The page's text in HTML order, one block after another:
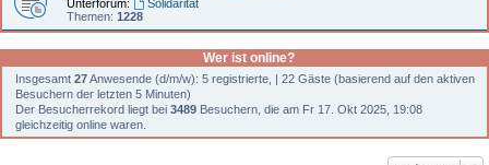
Unterforum:
Solidarität
Themen: 1228
Wer ist online?
Insgesamt 27Anwesende (d/m/w): 5 registrierte, | 22 Gäste (basierend auf den aktiven
Besuchern der letzten 5 Minuten)
Der Besucherrekord liegt bei 3489 Besuchern, die am Fr 17. Okt 2025, 19:08
gleichzeitig online waren.